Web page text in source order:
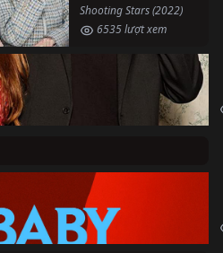
Shooting Stars (2022)
6535 lượt xem